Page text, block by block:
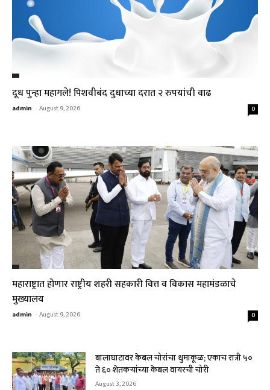
दूध पुन्हा महागले! पिशवीबंद दुधाच्या दरात २ रुपयांची वाढ
admin - August 9, 2026 0
महाराष्ट्रात होणार राष्ट्रीय शहरी सहकारी वित्त व विकास महामंडळाचे
मुख्यालय
admin - August 9, 2026 0
बालाघाटावर केबल चोरांचा धुमाकूळ; एकाच रात्री ५०
ते ६० शेतकऱ्यांच्या केबल वायरची चोरी
August 3, 2026